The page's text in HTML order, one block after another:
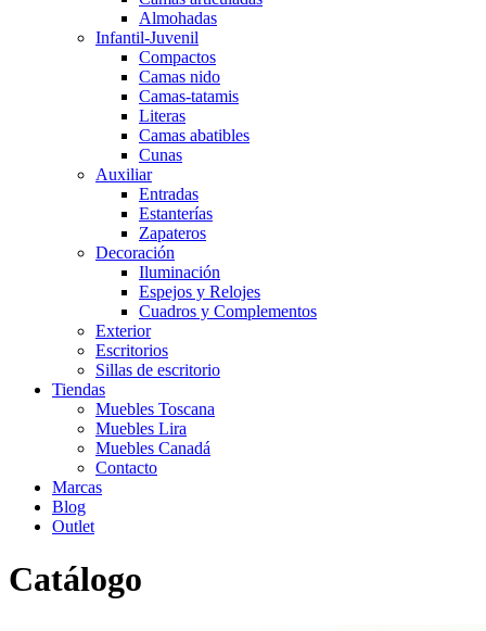
Almohadas
Infantil-Juvenil
Compactos
Camas nido
Camas-tatamis
Literas
Camas abatibles
Cunas
Auxiliar
Entradas
Estanterías
Zapateros
Decoración
Iluminación
Espejos y Relojes
Cuadros y Complementos
Exterior
Escritorios
Sillas de escritorio
Tiendas
Muebles Toscana
Muebles Lira
Muebles Canadá
Contacto
Marcas
Blog
Outlet
Catálogo